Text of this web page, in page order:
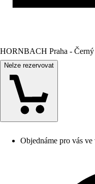
HORNBACH Praha -
Nelze rezervovat
Objednáme pro vás ve